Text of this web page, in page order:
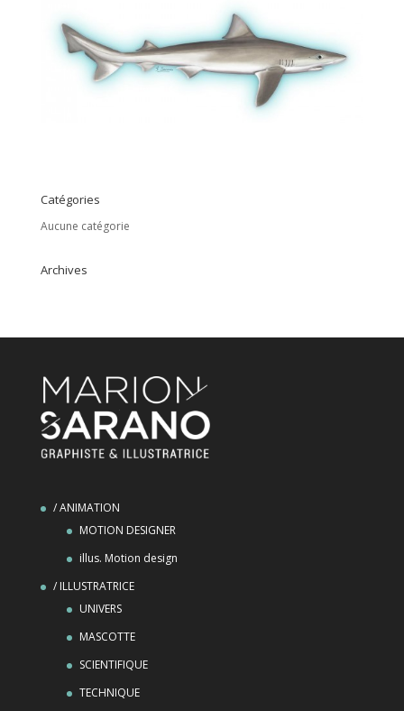
Catégories
Aucune catégorie
Archives
/ ANIMATION
MOTION DESIGNER
illus. Motion design
/ ILLUSTRATRICE
UNIVERS
MASCOTTE
SCIENTIFIQUE
TECHNIQUE